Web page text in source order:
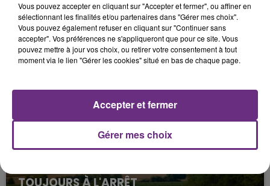
FIL D'ACTU
Vous pouvez accepter en cliquant sur "Accepter et fermer", ou affiner en
sélectionnant les finalités et/ou partenaires dans "Gérer mes choix".
Vous pouvez également refuser en cliquant sur "Continuer sans
accepter". Vos préférences ne s'appliqueront que pour ce site. Vous
pouvez mettre à jour vos choix, ou retirer votre consentement à tout
moment via le lien "Gérer les cookies" situé en bas de chaque page.
Gérer mes choix
Accepter et fermer